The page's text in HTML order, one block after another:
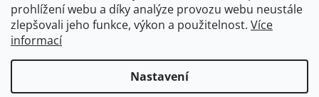
prohlížení webu a díky analýze provozu webu neustále
zlepšovali jeho funkce, výkon a použitelnost. Více
informací
Nastavení
ZETRA - pracovní oděvy s.r.o.